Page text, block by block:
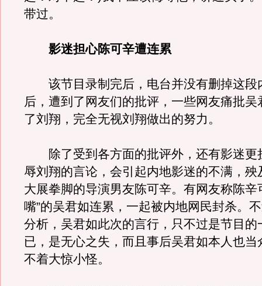
带过。
影迷担心陈可辛遭连累
该节目录制完后，电台并没有删掉这段
后，遭到了网友们的批评，一些网友痛批吴
了刘翔，完全无视刘翔做出的努力。
除了受到各方面的批评外，还有影迷更
辱刘翔的言论，会引起内地影迷的不满，殃
大展拳脚的导演男友陈可辛。有网友称陈辛
嘴”的吴君如连累，一起被内地网民封杀。
分析，吴君如此次的言行，只不过是节目的
已，是无心之失，而且事后吴君如本人也当
不着大惊小怪。